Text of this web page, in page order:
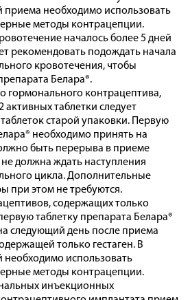
приема необходимо использовать
методы контрацепции.
началось более 5 дней
рекомендовать подождать начала
кровотечения, чтобы
Белара®.
гормонального контрацептива,
таблетки следует
старой упаковки. Первую
необходимо принять на
быть перерыва в приеме
должна ждать наступления
цикла. Дополнительные
при этом не требуются.
содержащих только
таблетку препарата Белара®
следующий день после приема
только гестаген. В
необходимо использовать
методы контрацепции.
инъекционных